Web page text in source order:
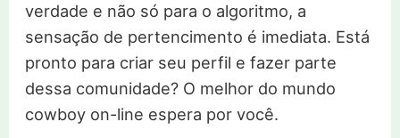
verdade e não só para o algoritmo, a
sensação de pertencimento é imediata. Está
pronto para criar seu perfil e fazer parte
dessa comunidade? O melhor do mundo
cowboy on-line espera por você.